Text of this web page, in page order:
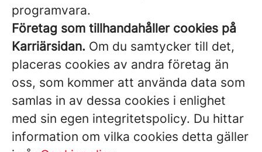
programvara.
Företag som tillhandahåller cookies på
Karriärsidan. Om du samtycker till det,
placeras cookies av andra företag än
oss, som kommer att använda data som
samlas in av dessa cookies i enlighet
med sin egen integritetspolicy. Du hittar
information om vilka cookies detta gäller